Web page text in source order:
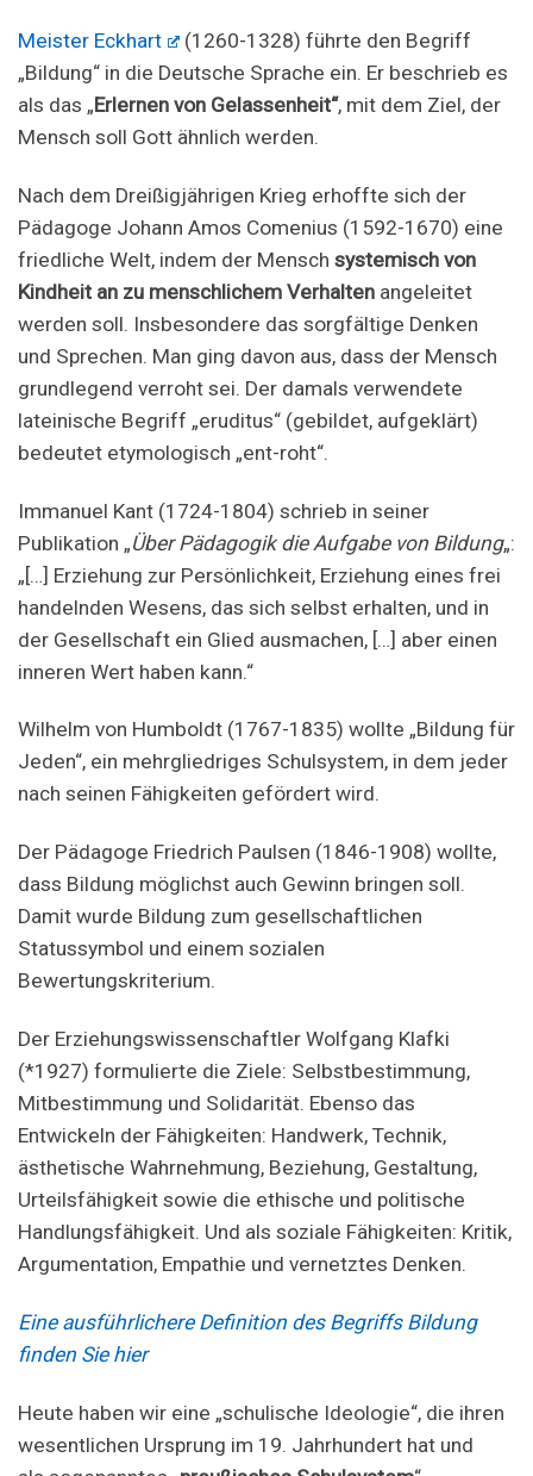
Meister Eckhart
(1260-1328) führte den Begriff
„Bildung“ in die Deutsche Sprache ein. Er beschrieb es
als das „Erlernen von Gelassenheit“, mit dem Ziel, der
Mensch soll Gott ähnlich werden.
Nach dem Dreißigjährigen Krieg erhoffte sich der
Pädagoge Johann Amos Comenius (1592-1670) eine
friedliche Welt, indem der Mensch systemisch von
Kindheit an zu menschlichem Verhalten angeleitet
werden soll. Insbesondere das sorgfältige Denken
und Sprechen. Man ging davon aus, dass der Mensch
grundlegend verroht sei. Der damals verwendete
lateinische Begriff „eruditus“ (gebildet, aufgeklärt)
bedeutet etymologisch „ent-roht“.
Immanuel Kant (1724-1804) schrieb in seiner
Publikation „Über Pädagogik die Aufgabe von Bildung„:
„[…] Erziehung zur Persönlichkeit, Erziehung eines frei
handelnden Wesens, das sich selbst erhalten, und in
der Gesellschaft ein Glied ausmachen, […] aber einen
inneren Wert haben kann.“
Wilhelm von Humboldt (1767-1835) wollte „Bildung für
Jeden“, ein mehrgliedriges Schulsystem, in dem jeder
nach seinen Fähigkeiten gefördert wird.
Der Pädagoge Friedrich Paulsen (1846-1908) wollte,
dass Bildung möglichst auch Gewinn bringen soll.
Damit wurde Bildung zum gesellschaftlichen
Statussymbol und einem sozialen
Bewertungskriterium.
Der Erziehungswissenschaftler Wolfgang Klafki
(*1927) formulierte die Ziele: Selbstbestimmung,
Mitbestimmung und Solidarität. Ebenso das
Entwickeln der Fähigkeiten: Handwerk, Technik,
ästhetische Wahrnehmung, Beziehung, Gestaltung,
Urteilsfähigkeit sowie die ethische und politische
Handlungsfähigkeit. Und als soziale Fähigkeiten: Kritik,
Argumentation, Empathie und vernetztes Denken.
Eine ausführlichere Definition des Begriffs Bildung
finden Sie hier
Heute haben wir eine „schulische Ideologie“, die ihren
wesentlichen Ursprung im 19. Jahrhundert hat und